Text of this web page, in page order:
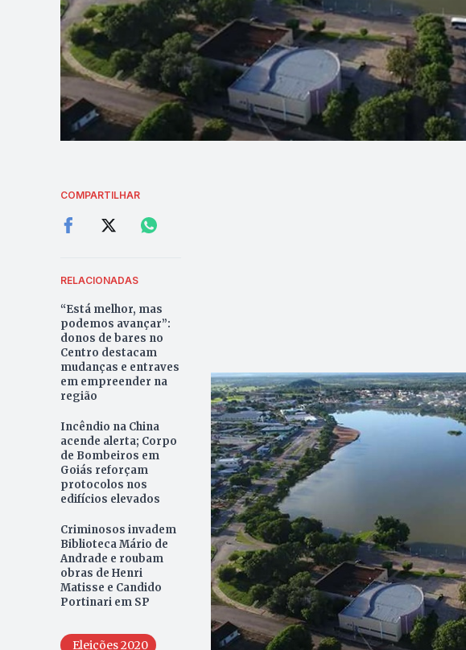
COMPARTILHAR
RELACIONADAS
“Está melhor, mas
podemos avançar”:
donos de bares no
Centro destacam
mudanças e entraves
em empreender na
região
Incêndio na China
acende alerta; Corpo
de Bombeiros em
Goiás reforçam
protocolos nos
edifícios elevados
Criminosos invadem
Biblioteca Mário de
Andrade e roubam
obras de Henri
Matisse e Candido
Portinari em SP
Eleições 2020